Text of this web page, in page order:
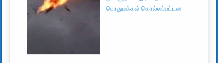
பொதுமக்கள் கொல்லப்பட்டன